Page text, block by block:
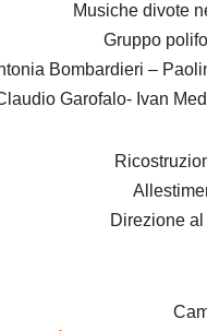
Musiche divote
Gruppo
Bombardieri –
Garofalo- Ivan
Direzione